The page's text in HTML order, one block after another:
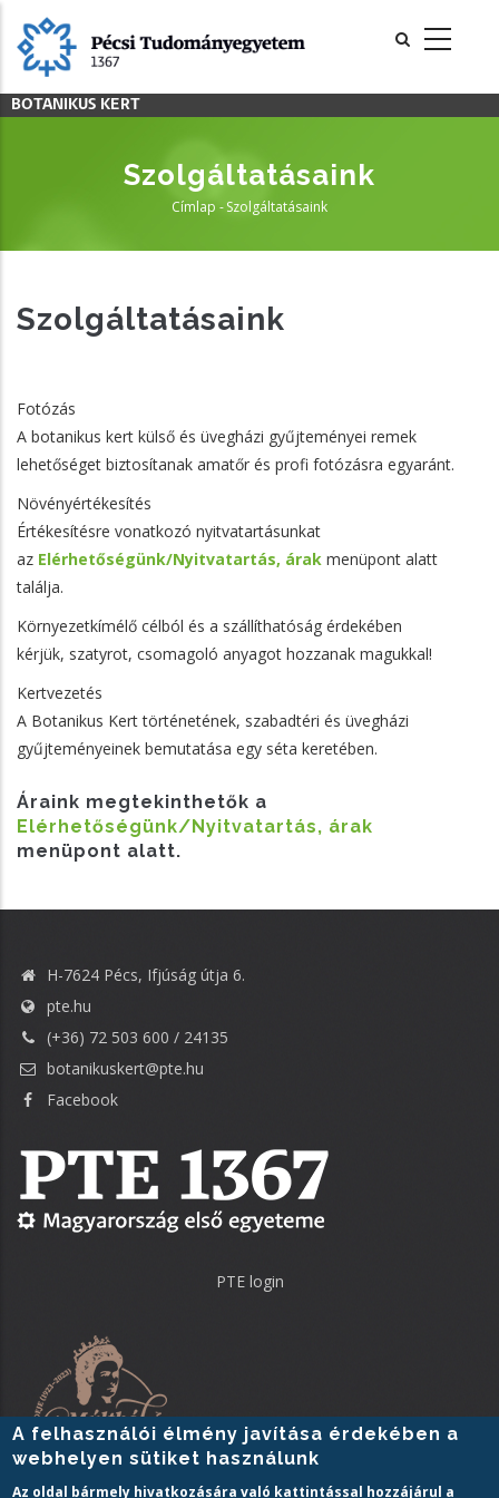
tartalomra
BOTANIKUS KERT
Szolgáltatásaink
Címlap -Szolgáltatásaink
Szolgáltatásaink
Fotózás
A botanikus kert külső és üvegházi gyűjteményei remek
lehetőséget biztosítanak amatőr és profi fotózásra egyaránt.
Növényértékesítés
Értékesítésre vonatkozó nyitvatartásunkat
az Elérhetőségünk/Nyitvatartás, árak menüpont alatt
találja.
Környezetkímélő célból és a szállíthatóság érdekében
kérjük, szatyrot, csomagoló anyagot hozzanak magukkal!
Kertvezetés
A Botanikus Kert történetének, szabadtéri és üvegházi
gyűjteményeinek bemutatása egy séta keretében.
Áraink megtekinthetők a
Elérhetőségünk/Nyitvatartás, árak
menüpont alatt.
H-7624 Pécs, Ifjúság útja 6.
pte.hu
(+36) 72 503 600 / 24135
botanikuskert@pte.hu
Facebook
PTE login
A felhasználói élmény javítása érdekében a
webhelyen sütiket használunk
Az oldal bármely hivatkozására való kattintással hozzájárul a